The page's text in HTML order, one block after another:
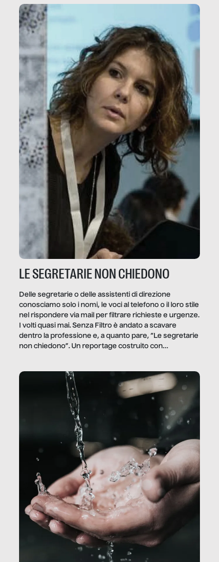
LE SEGRETARIE NON CHIEDONO
Delle segretarie o delle assistenti di direzione
conosciamo solo i nomi, le voci al telefono o il loro stile
nel rispondere via mail per filtrare richieste e urgenze.
I volti quasi mai. Senza Filtro è andato a scavare
dentro la professione e, a quanto pare, “Le segretarie
non chiedono”. Un reportage costruito con